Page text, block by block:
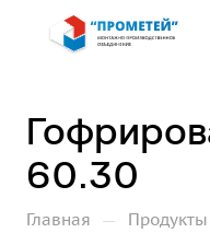
60.30
Главная — Продукты